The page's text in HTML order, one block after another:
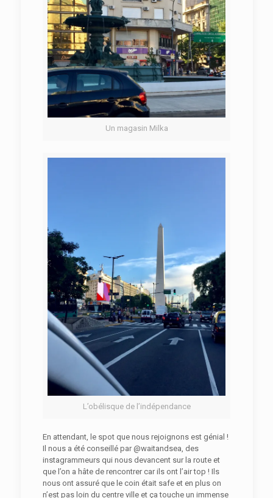
Un magasin Milka
L’obélisque de l’indépendance
En attendant, le spot que nous rejoignons est génial !
Il nous a été conseillé par @waitandsea, des
instagrammeurs qui nous devancent sur la route et
que l’on a hâte de rencontrer car ils ont l’air top ! Ils
nous ont assuré que le coin était safe et en plus on
n’est pas loin du centre ville et ça touche un immense